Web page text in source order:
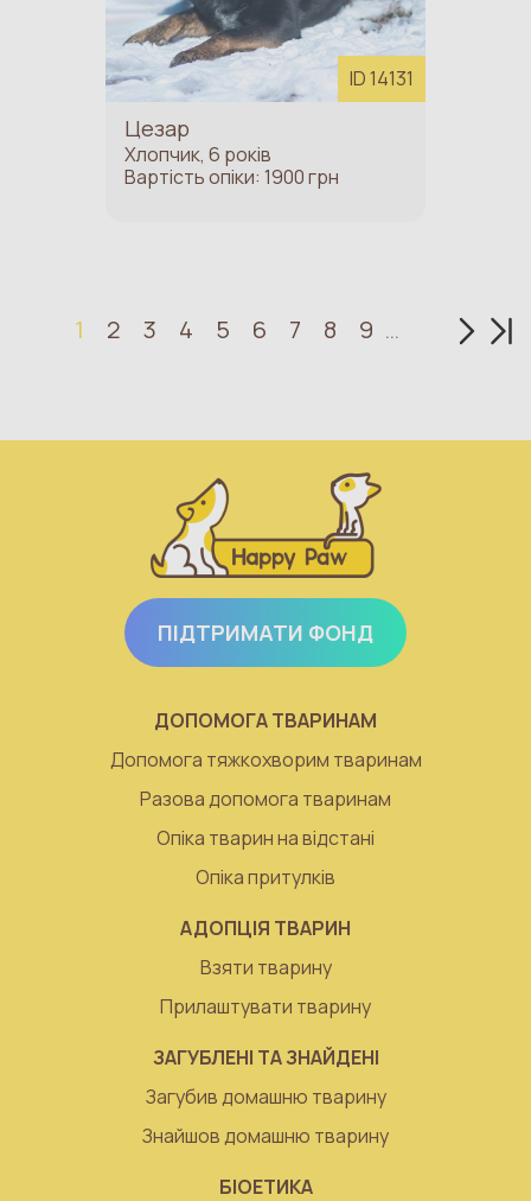
ID 14131
Цезар
Хлопчик, 6 років
Вартість опіки: 1900 грн
1 2 3 4 5 6 7 8 9 …
ПІДТРИМАТИ ФОНД
ДОПОМОГА ТВАРИНАМ
Допомога тяжкохворим тваринам
Разова допомога тваринам
Опіка тварин на відстані
Опіка притулків
АДОПЦІЯ ТВАРИН
Взяти тварину
Прилаштувати тварину
ЗАГУБЛЕНІ ТА ЗНАЙДЕНІ
Загубив домашню тварину
Знайшов домашню тварину
БІОЕТИКА